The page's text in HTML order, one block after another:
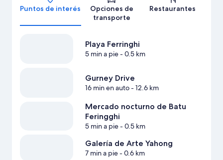
Puntos de interés
Opciones de
transporte
Restaurantes
Playa Ferringhi
5 min a pie- 0.5 km
Gurney Drive
16 min en auto- 12.6 km
Mercado nocturno de Batu
Feringghi
5 min a pie- 0.5 km
Galería de Arte Yahong
7 min a pie- 0.6 km